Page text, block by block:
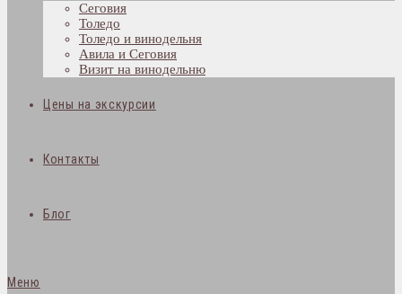
Сеговия
Толедо
Толедо и винодельня
Авила и Сеговия
Визит на винодельню
Цены на экскурсии
Контакты
Блог
Меню